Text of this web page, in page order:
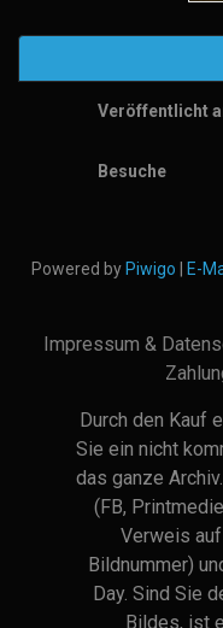
Veröffentlicht
Besuche
Powered by Piwigo E-
Impressum &
Durch den Kauf
Sie ein nicht
das ganze
(FB,
Verweis
Bildnummer)
Day. Sind Sie
Bildes, ist